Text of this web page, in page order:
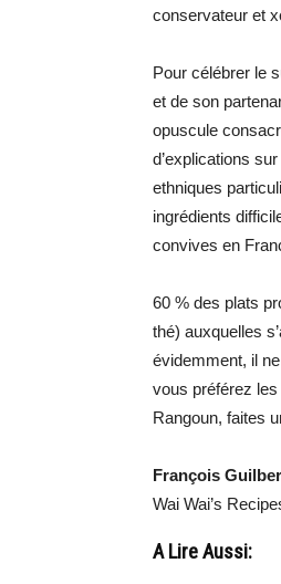
conservateur et
Pour célébrer le
et de son
opuscule
d’explications
ethniques
ingrédients
convives en
60 % des plats
thé) auxquelles
évidemment, il
vous préférez
Rangoun, faites
François
Wai Wai’s
A Lire Aussi: